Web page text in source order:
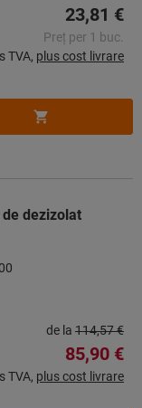
23,81 €
Preț per 1 buc.
TVA, plus cost livrare
dezizolat
de la 114,57 €
85,90 €
TVA, plus cost livrare